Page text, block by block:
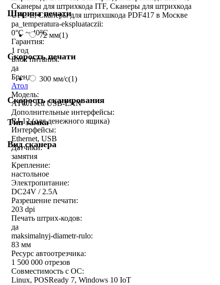
Ширина печати
72 мм(1)
Скорость печати
300 мм/с(1)
Скорость сканирования
Тип замка
Вид сканера
Сканеры для штрихкода ITF, Сканеры для штрихкода
UPC-E, Сканеры для штрихшкода PDF417 в Москве
pa_temperatura-ekspluataczii:
0°C ~ 40°C
Гарантия:
1 год
Блок питания:
да
Бренд:
Атол
Модель:
АТОЛ Jett USB-LAN
Дополнительные интерфейсы:
RJ-12 (для денежного ящика)
Интерфейсы:
Ethernet, USB
Датчики:
замятия
Крепление:
настольное
Электропитание:
DC24V / 2.5A
Разрешение печати:
203 dpi
Печать штрих-кодов:
да
maksimalnyj-diametr-rulo:
83 мм
Ресурс автоотрезчика:
1 500 000 отрезов
Совместимость с ОС:
Linux, POSReady 7, Windows 10 IoT